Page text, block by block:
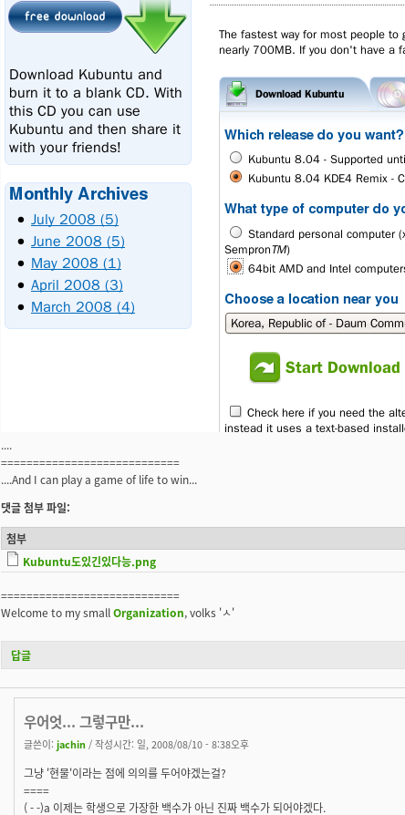
....
============================
....And I can play a game of life to win...
댓글 첨부 파일:
첨부
Kubuntu도있긴있다능.png
============================
Welcome to my smallOrganization, volks 'ㅅ'
답글
우어엇... 그렇구만...
글쓴이: jachin / 작성시간: 일, 2008/08/10 - 8:38오후
그냥 '현물'이라는 점에 의의를 두어야겠는걸?
====
( - -)a 이제는 학생으로 가장한 백수가 아닌 진짜 백수가 되어야겠다.